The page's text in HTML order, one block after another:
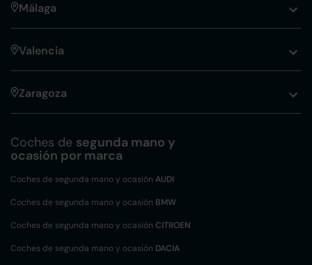
Málaga
Valencia
Zaragoza
Coches de segunda mano y
ocasión por marca
Coches de segunda mano y ocasión AUDI
Coches de segunda mano y ocasión BMW
Coches de segunda mano y ocasión CITROEN
Coches de segunda mano y ocasión DACIA